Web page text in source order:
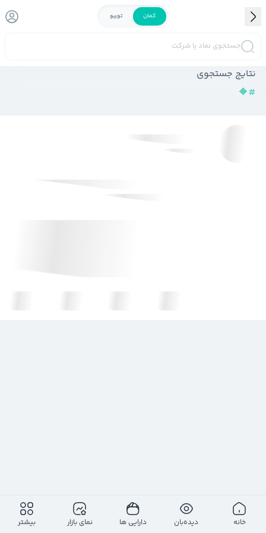
کمان توربو
جستجوی نماد یا شرکت
نتایج جستجوی
#
🔶
خانه دیده‌بان دارایی ها نمای بازار بیشتر